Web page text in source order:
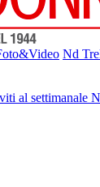
Nd
al settimanale